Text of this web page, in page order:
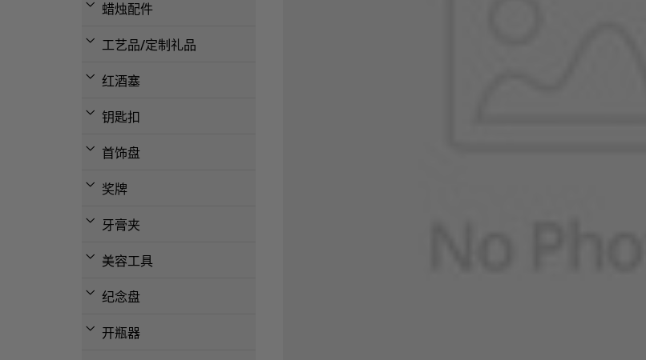
蜡烛配件
工艺品/定制礼品
红酒塞
钥匙扣
首饰盘
奖牌
牙膏夹
美容工具
纪念盘
开瓶器